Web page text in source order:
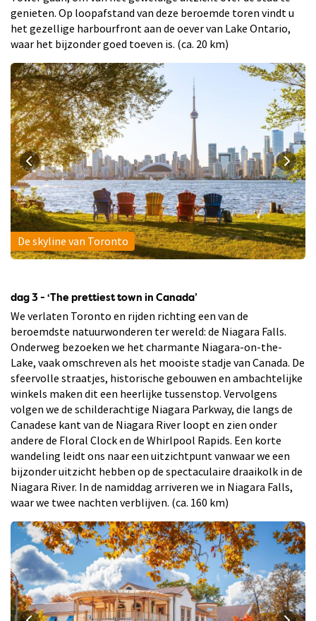
genieten. Op loopafstand van deze beroemde toren vindt u
het gezellige harbourfront aan de oever van Lake Ontario,
waar het bijzonder goed toeven is. (ca. 20 km)
De skyline van Toronto
dag 3 - ‘The prettiest town in Canada’
We verlaten Toronto en rijden richting een van de
beroemdste natuurwonderen ter wereld: de Niagara Falls.
Onderweg bezoeken we het charmante Niagara-on-the-
Lake, vaak omschreven als het mooiste stadje van Canada. De
sfeervolle straatjes, historische gebouwen en ambachtelijke
winkels maken dit een heerlijke tussenstop. Vervolgens
volgen we de schilderachtige Niagara Parkway, die langs de
Canadese kant van de Niagara River loopt en zien onder
andere de Floral Clock en de Whirlpool Rapids. Een korte
wandeling leidt ons naar een uitzichtpunt vanwaar we een
bijzonder uitzicht hebben op de spectaculaire draaikolk in de
Niagara River. In de namiddag arriveren we in Niagara Falls,
waar we twee nachten verblijven. (ca. 160 km)